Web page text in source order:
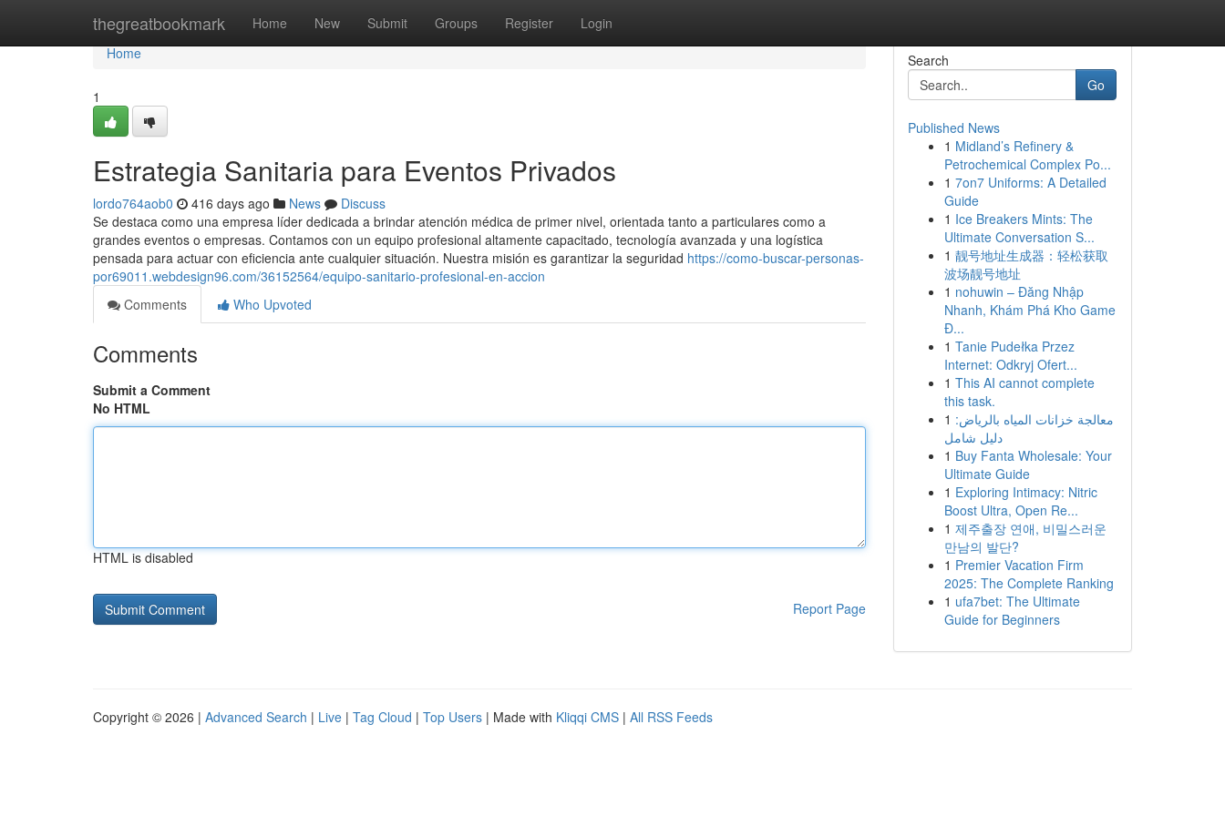
thegreatbookmark Home New Submit Groups Register Login
Home
Home
1
Estrategia Sanitaria para Eventos Privados
lordo764aob0 416 days ago News
Discuss
Se destaca como una empresa líder dedicada a brindar atención médica de primer nivel, orientada tanto a particulares como a
grandes eventos o empresas. Contamos con un equipo profesional altamente capacitado, tecnología avanzada y una logística
pensada para actuar con eficiencia ante cualquier situación. Nuestra misión es garantizar la seguridad https://como-buscar-personas-
por69011.webdesign96.com/36152564/equipo-sanitario-profesional-en-accion
Comments
Who Upvoted
Comments
Submit a Comment
No HTML
HTML is disabled
Report Page
Search
Go
Published News
1 Midland’s Refinery &
Petrochemical Complex Po...
1 7on7 Uniforms: A Detailed
Guide
1 Ice Breakers Mints: The
Ultimate Conversation S...
1 靓号地址生成器：轻松获取
波场靓号地址
1 nohuwin – Đăng Nhập
Nhanh, Khám Phá Kho Game
Đ...
1 Tanie Pudełka Przez
Internet: Odkryj Ofert...
1 This AI cannot complete
this task.
1 معالجة خزانات المياه بالرياض:
دليل شامل
1 Buy Fanta Wholesale: Your
Ultimate Guide
1 Exploring Intimacy: Nitric
Boost Ultra, Open Re...
1 제주출장 연애, 비밀스러운
만남의 발단?
1 Premier Vacation Firm
2025: The Complete Ranking
1 ufa7bet: The Ultimate
Guide for Beginners
Copyright © 2026 | Advanced Search | Live | Tag Cloud | Top Users | Made with Kliqqi CMS | All RSS Feeds